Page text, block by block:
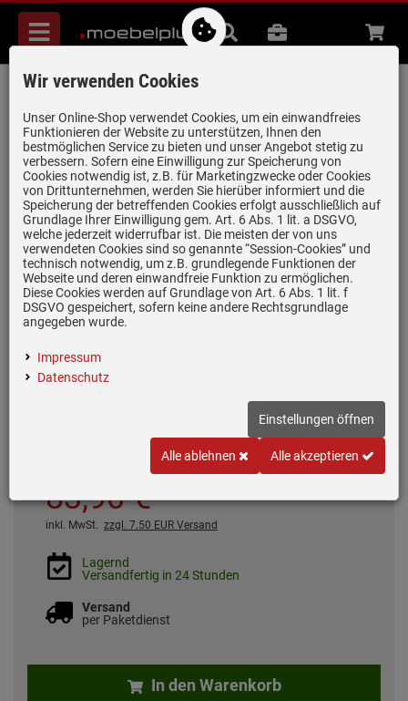
Menü
Suche
B2B Beratung
Villeroy & Boch 8K33 10 00 Schneidbrett
Nussbaum
Artikel-Nummer:19952274 | Herstellernummer: 8K331000 |
EAN:4051202386719
nur noch 2 Stück verfügbar!
Einloggen und Bewertung schreiben
Material: Nussbaum Echtholzfurnier
Vielseitig einsetzbar für noch mehr Komfort beim Zubereiten von
83,90 €
inkl. MwSt. zzgl. 7.50 EUR Versand
Lagernd
Versandfertig in 24 Stunden
Versand
per Paketdienst
In den Warenkorb
Wir verwenden Cookies
Unser Online-Shop verwendet Cookies, um ein einwandfreies
Funktionieren der Website zu unterstützen, Ihnen den
bestmöglichen Service zu bieten und unser Angebot stetig zu
verbessern. Sofern eine Einwilligung zur Speicherung von
Cookies notwendig ist, z.B. für Marketingzwecke oder Cookies
von Drittunternehmen, werden Sie hierüber informiert und die
Speicherung der betreffenden Cookies erfolgt ausschließlich auf
Grundlage Ihrer Einwilligung gem. Art. 6 Abs. 1 lit. a DSGVO,
welche jederzeit widerrufbar ist. Die meisten der von uns
verwendeten Cookies sind so genannte “Session-Cookies” und
technisch notwendig, um z.B. grundlegende Funktionen der
Webseite und deren einwandfreie Funktion zu ermöglichen.
Diese Cookies werden auf Grundlage von Art. 6 Abs. 1 lit. f
DSGVO gespeichert, sofern keine andere Rechtsgrundlage
angegeben wurde.
Impressum
Datenschutz
Einstellungen öffnen
Alle ablehnen Alle akzeptieren